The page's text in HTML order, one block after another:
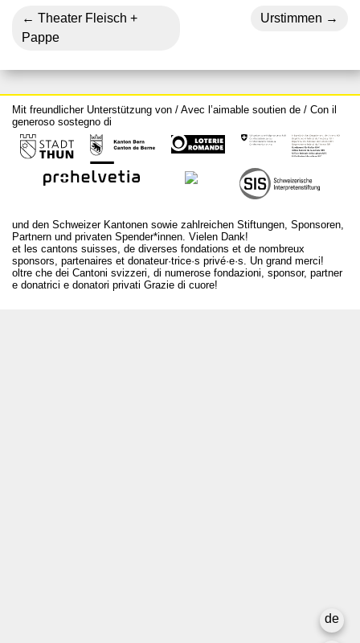
de
Theater Fleisch +
Pappe
Urstimmen
Mit freundlicher Unterstützung von / Avec l’aimable soutien de / Con il
generoso sostegno di
und den Schweizer Kantonen sowie zahlreichen Stiftungen, Sponsoren,
Partnern und privaten Spender*innen. Vielen Dank!
et les cantons suisses, de diverses fondations et de nombreux
sponsors, partenaires et donateur·trice·s privé·e·s. Un grand merci!
oltre che dei Cantoni svizzeri, di numerose fondazioni, sponsor, partner
e donatrici e donatori privati Grazie di cuore!